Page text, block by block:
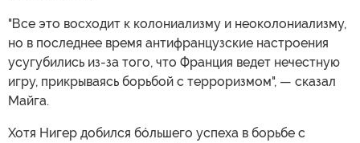
"Все это восходит к колониализму и неоколониализму,
но в последнее время антифранцузские настроения
усугубились из-за того, что Франция ведет нечестную
игру, прикрываясь борьбой с терроризмом", — сказал
Майга.
Хотя Нигер добился бóльшего успеха в борьбе с